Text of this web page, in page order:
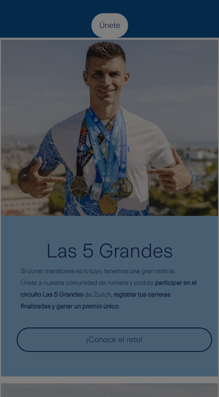
Únete
Las 5 Grandes
Si correr maratones es lo tuyo, tenemos una gran noticia.
Únete a nuestra comunidad de runners y podrás participar en el
circuito Las 5 Grandes de Zurich, registrar tus carreras
finalizadas y ganar un premio único.
¡Conoce el reto!